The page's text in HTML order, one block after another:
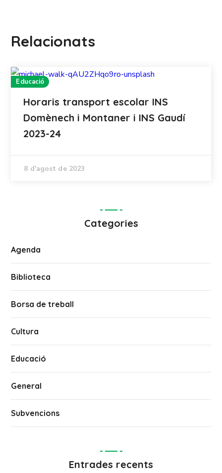
Relacionats
Educació
Horaris transport escolar INS
Domènech i Montaner i INS Gaudí
2023-24
8 d'agost de 2023
Categories
Agenda
Biblioteca
Borsa de treball
Cultura
Educació
General
Subvencions
Entrades recents